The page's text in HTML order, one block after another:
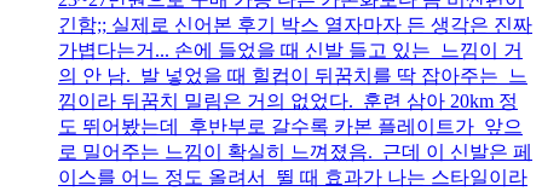
긴함;; 실제로 신어본 후기 박스 열자마자 든 생각은 진짜
가볍다는거... 손에 들었을 때 신발 들고 있는 느낌이 거
의 안 남. 발 넣었을 때 힐컵이 뒤꿈치를 딱 잡아주는 느
낌이라 뒤꿈치 밀림은 거의 없었다. 훈련 삼아 20km 정
도 뛰어봤는데 후반부로 갈수록 카본 플레이트가 앞으
로 밀어주는 느낌이 확실히 느껴졌음. 근데 이 신발은 페
이스를 어느 정도 올려서 뛸 때 효과가 나는 스타일이라